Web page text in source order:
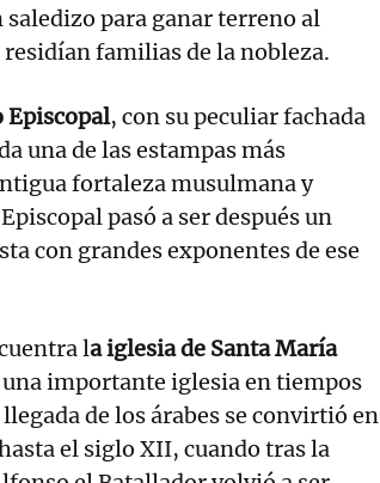
para ganar terreno al
familias de la nobleza.
Episcopal, con su peculiar fachada
una de las estampas más
fortaleza musulmana y
pasó a ser después un
con grandes exponentes de ese
la iglesia de Santa María
importante iglesia en tiempos
de los árabes se convirtió en
el siglo XII, cuando tras la